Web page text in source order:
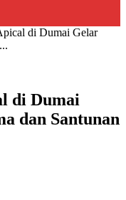
di Dumai Gelar
di Dumai
dan Santunan